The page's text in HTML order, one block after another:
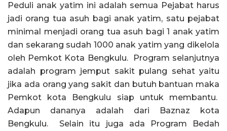
Peduli anak yatim ini adalah semua Pejabat harus
jadi orang tua asuh bagi anak yatim, satu pejabat
minimal menjadi orang tua asuh bagi 1 anak yatim
dan sekarang sudah 1000 anak yatim yang dikelola
oleh Pemkot Kota Bengkulu. Program selanjutnya
adalah program jemput sakit pulang sehat yaitu
jika ada orang yang sakit dan butuh bantuan maka
Pemkot kota Bengkulu siap untuk membantu.
Adapun dananya adalah dari Baznaz kota
Bengkulu. Selain itu juga ada Program Bedah